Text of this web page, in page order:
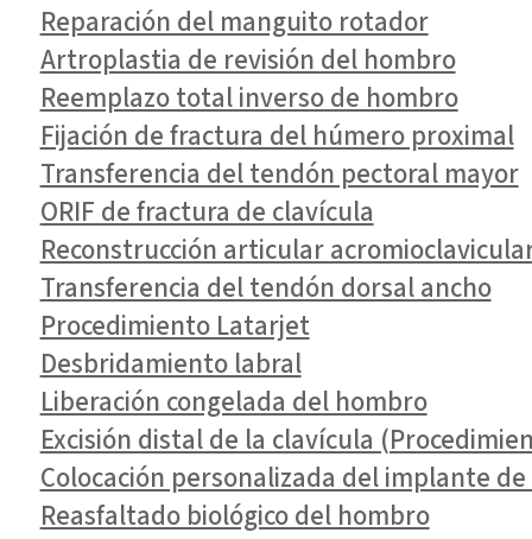
Reparación del manguito rotador
Artroplastia de revisión del hombro
Reemplazo total inverso de hombro
Fijación de fractura del húmero proximal
Transferencia del tendón pectoral mayor
ORIF de fractura de clavícula
Reconstrucción articular
Transferencia del tendón dorsal ancho
Procedimiento Latarjet
Desbridamiento labral
Liberación congelada del hombro
Excisión distal de la clavícula
Colocación personalizada del implante
Reasfaltado biológico del hombro